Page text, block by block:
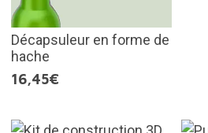
Décapsuleur en forme de
hache
16,45€